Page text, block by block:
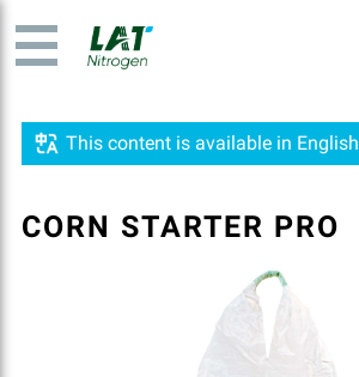
This content is available in English
CORN STARTER PRO